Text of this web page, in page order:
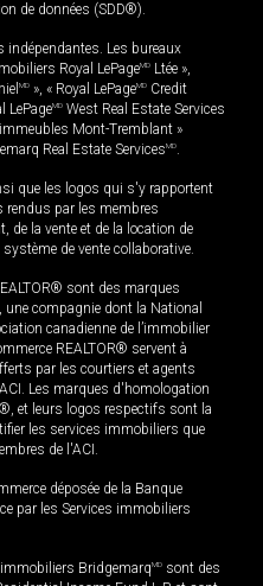
de données (SDD®).
indépendantes. Les bureaux
Royal LePageMD Ltée »,
MD », « Royal LePageMD Credit
LePageMD West Real Estate Services
Mont-Tremblant »
Real Estate ServicesMD.
que les logos qui s'y rapportent
rendus par les membres
de la vente et de la location de
de vente collaborative.
sont des marques
une compagnie dont la National
canadienne de l’immobilier
REALTOR® servent à
par les courtiers et agents
Les marques d'homologation
et leurs logos respectifs sont la
les services immobiliers que
de l'ACI.
déposée de la Banque
par les Services immobiliers
BridgemarqMD sont des